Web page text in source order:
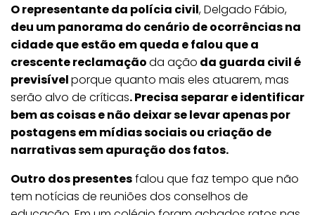
O representante da polícia civil, Delgado Fábio,
deu um panorama do cenário de ocorrências na
cidade que estão em queda e falou que a
crescente reclamaçãoda ação da guarda civil é
previsívelporque quanto mais eles atuarem, mas
serão alvo de críticas. Precisa separar e identificar
bem as coisas e não deixar se levar apenas por
postagens em mídias sociais ou criação de
narrativas sem apuração dos fatos.
Outro dos presentesfalou que faz tempo que não
tem notícias de reuniões dos conselhos de